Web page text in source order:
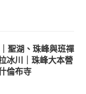
聖湖、珠峰與班禪
冰川｜珠峰大本營
倫布寺